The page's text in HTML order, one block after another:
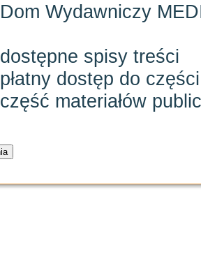
Dom Wydawniczy
dostępne spisy treści
płatny dostęp do
część materiałów